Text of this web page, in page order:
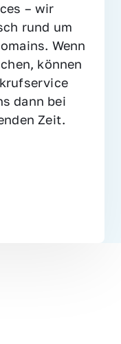
– wir
rund um
Wenn
können
dann bei
Zeit.